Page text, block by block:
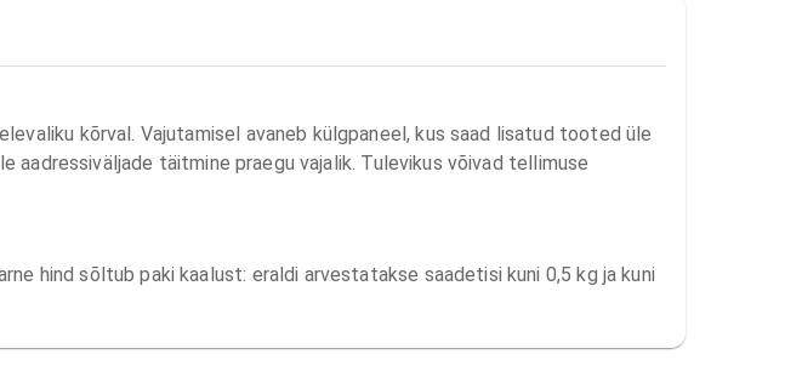
kõrval. Vajutamisel avaneb külgpaneel, kus saad lisatud tooted üle
aadressiväljade täitmine praegu vajalik. Tulevikus võivad tellimuse
hind sõltub paki kaalust: eraldi arvestatakse saadetisi kuni 0,5 kg ja kuni